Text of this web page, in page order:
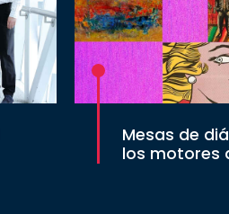
Mesas de
los motores